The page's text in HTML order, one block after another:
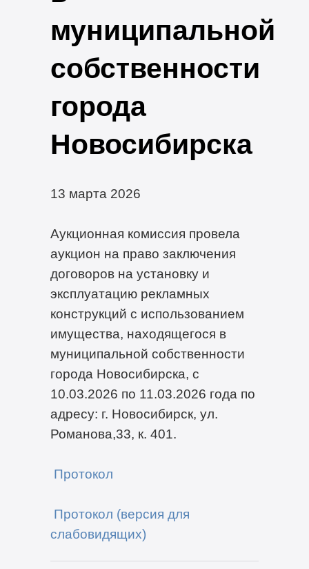
муниципальной
собственности
города
Новосибирска
13 марта 2026
Аукционная комиссия провела
аукцион на право заключения
договоров на установку и
эксплуатацию рекламных
конструкций с использованием
имущества, находящегося в
муниципальной собственности
города Новосибирска, с
10.03.2026 по 11.03.2026 года по
адресу: г. Новосибирск, ул.
Романова,33, к. 401.
Протокол
Протокол (версия для
слабовидящих)